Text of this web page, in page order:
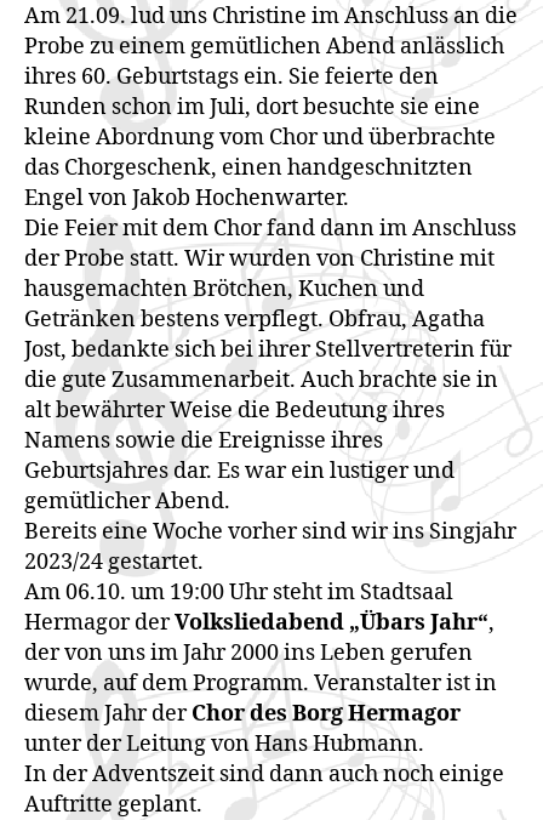
Am 21.09. lud uns Christine im Anschluss an die
Probe zu einem gemütlichen Abend anlässlich
ihres 60. Geburtstags ein. Sie feierte den
Runden schon im Juli, dort besuchte sie eine
kleine Abordnung vom Chor und überbrachte
das Chorgeschenk, einen handgeschnitzten
Engel von Jakob Hochenwarter.
Die Feier mit dem Chor fand dann im Anschluss
der Probe statt. Wir wurden von Christine mit
hausgemachten Brötchen, Kuchen und
Getränken bestens verpflegt. Obfrau, Agatha
Jost, bedankte sich bei ihrer Stellvertreterin für
die gute Zusammenarbeit. Auch brachte sie in
alt bewährter Weise die Bedeutung ihres
Namens sowie die Ereignisse ihres
Geburtsjahres dar. Es war ein lustiger und
gemütlicher Abend.
Bereits eine Woche vorher sind wir ins Singjahr
2023/24 gestartet.
Am 06.10. um 19:00 Uhr steht im Stadtsaal
Hermagor derVolksliedabend „Übars Jahr“,
der von uns im Jahr 2000 ins Leben gerufen
wurde, auf dem Programm. Veranstalter ist in
diesem Jahr derChor des Borg Hermagor
unter der Leitung von Hans Hubmann.
In der Adventszeit sind dann auch noch einige
Auftritte geplant.